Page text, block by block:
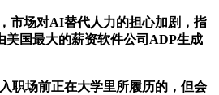
市场对AI替代人力的担心加剧，指
美国最大的薪资软件公司ADP生成
职场前正在大学里所履历的，但会